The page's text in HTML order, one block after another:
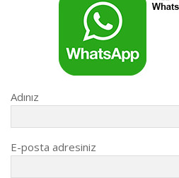
Adınız
E-posta adresiniz